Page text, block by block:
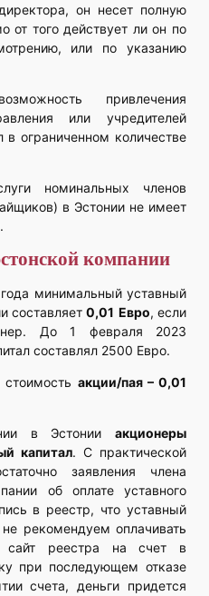
он несет полную
от того действует ли он по
или по указанию
привлечения
или учредителей
ограниченном количестве
номинальных членов
в Эстонии не имеет
компании
минимальный уставный
составляет0,01 Евро, если
До 1 февраля 2023
составлял 2500 Евро.
акции/пая – 0,01
в Эстонии акционеры
капитал. С практической
заявления члена
об оплате уставного
в реестр, что уставный
рекомендуем оплачивать
сайт реестра на счет в
при последующем отказе
счета, деньги придется